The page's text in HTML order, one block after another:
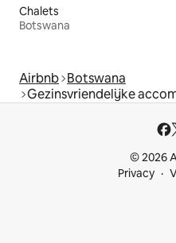
Chalets
Botswana
Airbnb Botswana
Gezinsvriendelijke
© 2026
Privacy